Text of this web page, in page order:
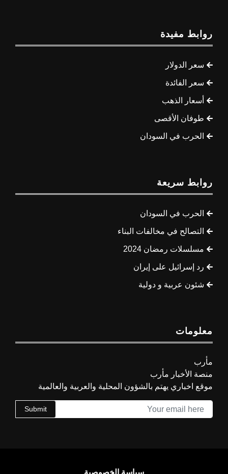
روابط مفيدة
سعر الدولار
سعر الفائدة
أسعار الذهب
طوفان الأقصى
الحرب في السودان
روابط سريعة
الحرب في السودان
التصالح في مخالفات البناء
مسلسلات رمضان 2024
رد إسرائيل على إيران
شئون عربية و دولية
معلومات
مأرب
منصة الأخبار مأرب
موقع اخباري يهتم بالشؤون المحلية والعربية والعالمية
Submit